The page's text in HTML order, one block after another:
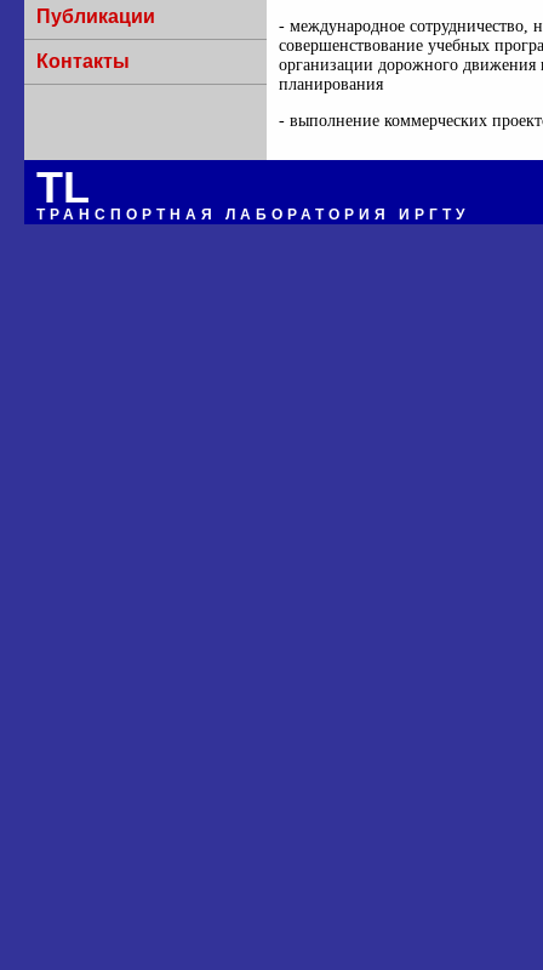
Публикации
Контакты
- международное сотрудничество,
совершенствование учебных
организации дорожного движения
планирования
- выполнение коммерческих
TL
ТРАНСПОРТНАЯ ЛАБОРАТОРИЯ ИРГТУ